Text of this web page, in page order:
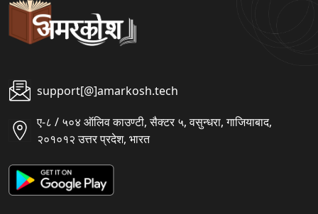
support[@]amarkosh.tech
ए-८ / ५०४ ऑलिव काउण्टी, सैक्टर ५, वसुन्धरा, गाजियाबाद,
२०१०१२ उत्तर प्रदेश, भारत